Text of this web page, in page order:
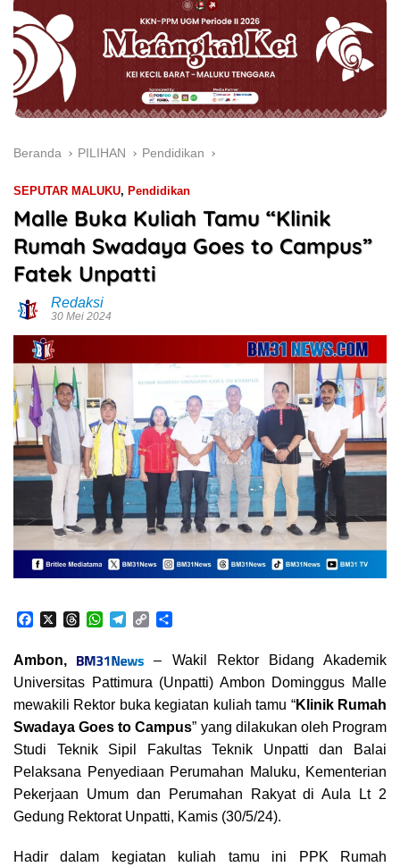
Beranda PILIHAN Pendidikan
SEPUTAR MALUKU, Pendidikan
Malle Buka Kuliah Tamu “Klinik
Rumah Swadaya Goes to Campus”
Fatek Unpatti
Redaksi
30 Mei 2024
c
e
b
o
k
e
a
d
W
s
A
p
e
g
r
m
C
L
i
k
a
r
e
Ambon,
– Wakil Rektor Bidang Akademik
Universitas Pattimura (Unpatti) Ambon Dominggus Malle
mewakili Rektor buka kegiatan kuliah tamu “Klinik Rumah
Swadaya Goes to Campus” yang dilakukan oleh Program
Studi Teknik Sipil Fakultas Teknik Unpatti dan Balai
Pelaksana Penyediaan Perumahan Maluku, Kementerian
Pekerjaan Umum dan Perumahan Rakyat di Aula Lt 2
Gedung Rektorat Unpatti, Kamis (30/5/24).
Hadir dalam kegiatan kuliah tamu ini PPK Rumah